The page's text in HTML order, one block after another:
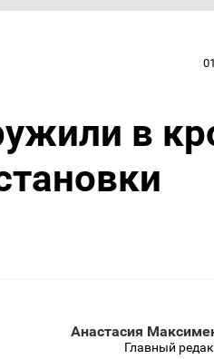
в
Анастасия
Главный